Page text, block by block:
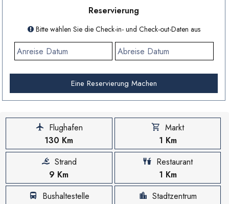
Reservierung
Bitte wählen Sie die Check-in- und Check-out-Daten aus
Eine Reservierung Machen
Flughafen
130 Km
Markt
1 Km
Strand
9 Km
Restaurant
1 Km
Bushaltestelle
Stadtzentrum